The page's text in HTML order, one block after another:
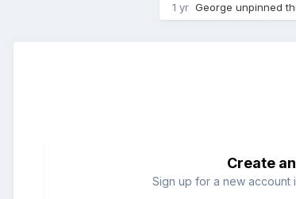
1 yr George unpinned
Create
Sign up for a new account